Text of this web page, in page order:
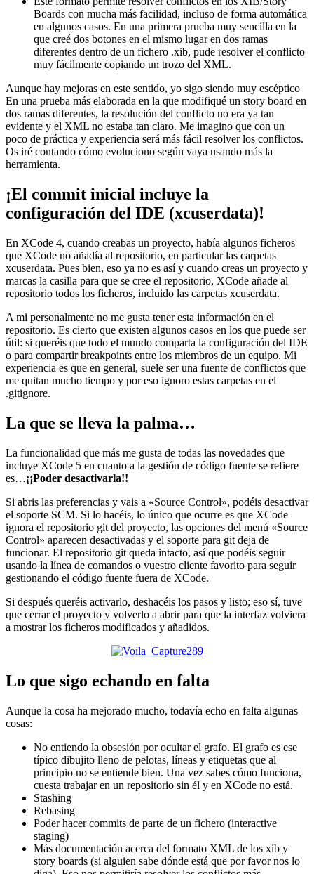
Boards con mucha más facilidad, incluso de forma automática
en algunos casos. En una primera prueba muy sencilla en la
que creé dos botones en el mismo lugar en dos ramas
diferentes dentro de un fichero .xib, pude resolver el conflicto
muy fácilmente copiando un trozo del XML.
Aunque hay mejoras en este sentido, yo sigo siendo muy escéptico
En una prueba más elaborada en la que modifiqué un story board en
dos ramas diferentes, la resolución del conflicto no era ya tan
evidente y el XML no estaba tan claro. Me imagino que con un
poco de práctica y experiencia será más fácil resolver los conflictos.
Os iré contando cómo evoluciono según vaya usando más la
herramienta.
¡El commit inicial incluye la
configuración del IDE (xcuserdata)!
En XCode 4, cuando creabas un proyecto, había algunos ficheros
que XCode no añadía al repositorio, en particular las carpetas
xcuserdata. Pues bien, eso ya no es así y cuando creas un proyecto y
marcas la casilla para que se cree el repositorio, XCode añade al
repositorio todos los ficheros, incluido las carpetas xcuserdata.
A mi personalmente no me gusta tener esta información en el
repositorio. Es cierto que existen algunos casos en los que puede ser
útil: si queréis que todo el mundo comparta la configuración del IDE
o para compartir breakpoints entre los miembros de un equipo. Mi
experiencia es que en general, suele ser una fuente de conflictos que
me quitan mucho tiempo y por eso ignoro estas carpetas en el
.gitignore.
La que se lleva la palma…
La funcionalidad que más me gusta de todas las novedades que
incluye XCode 5 en cuanto a la gestión de código fuente se refiere
es…¡¡Poder desactivarla!!
Si abris las preferencias y vais a «Source Control», podéis desactivar
el soporte SCM. Si lo hacéis, lo único que ocurre es que XCode
ignora el repositorio git del proyecto, las opciones del menú «Source
Control» aparecen desactivadas y el soporte para git deja de
funcionar. El repositorio git queda intacto, así que podéis seguir
usando la línea de comandos o vuestro cliente favorito para seguir
gestionando el código fuente fuera de XCode.
Si después queréis activarlo, deshacéis los pasos y listo; eso sí, tuve
que cerrar el proyecto y volverlo a abrir para que la interfaz volviera
a mostrar los ficheros modificados y añadidos.
Lo que sigo echando en falta
Aunque la cosa ha mejorado mucho, todavía echo en falta algunas
cosas:
No entiendo la obsesión por ocultar el grafo. El grafo es ese
típico dibujito lleno de pelotas, líneas y etiquetas que al
principio no se entiende bien. Una vez sabes cómo funciona,
cuesta trabajar en un repositorio sin él y en XCode no está.
Stashing
Rebasing
Poder hacer commits de parte de un fichero (interactive
staging)
Más documentación acerca del formato XML de los xib y
story boards (si alguien sabe dónde está que por favor nos lo